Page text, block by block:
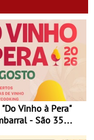
- São 35